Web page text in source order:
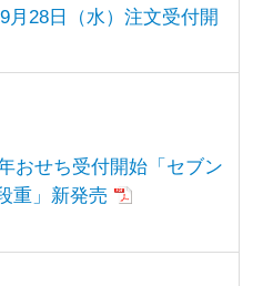
月28日（水）注文受付開
おせち受付開始「セブン
重」新発売